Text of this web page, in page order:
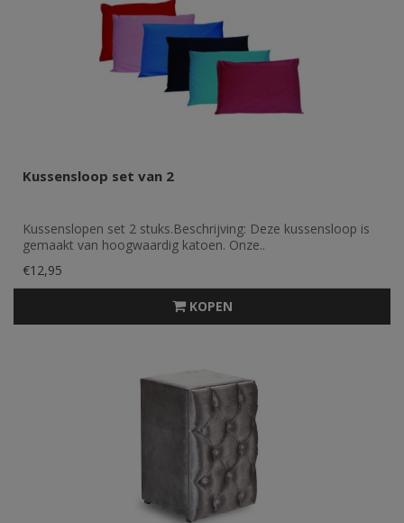
Kussensloop set van 2
Kussenslopen set 2 stuks.Beschrijving: Deze kussensloop is
gemaakt van hoogwaardig katoen. Onze..
€12,95
KOPEN